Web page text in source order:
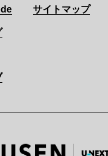
サイトマップ